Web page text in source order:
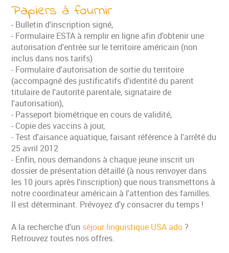
Papiers à fournir
- Bulletin d'inscription signé,
- Formulaire ESTA à remplir en ligne afin d'obtenir une
autorisation d'entrée sur le territoire américain (non
inclus dans nos tarifs)
- Formulaire d'autorisation de sortie du territoire
(accompagné des justificatifs d'identité du parent
titulaire de l'autorité parentale, signataire de
l'autorisation),
- Passeport biométrique en cours de validité,
- Copie des vaccins à jour,
- Test d'aisance aquatique, faisant référence à l'arrêté du
25 avril 2012
- Enfin, nous demandons à chaque jeune inscrit un
dossier de présentation détaillé (à nous renvoyer dans
les 10 jours après l'inscription) que nous transmettons à
notre coordinateur américain à l'attention des familles.
Il est déterminant. Prévoyez d'y consacrer du temps !
A la recherche d'un séjour linguistique USA ado?
Retrouvez toutes nos offres.